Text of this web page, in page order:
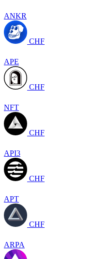
ANKR
CHF
APE
CHF
NFT
CHF
API3
CHF
APT
CHF
ARPA